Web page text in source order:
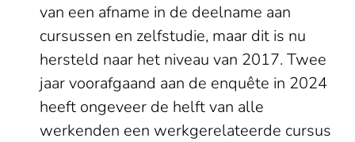
van een afname in de deelname aan
cursussen en zelfstudie, maar dit is nu
hersteld naar het niveau van 2017. Twee
jaar voorafgaand aan de enquête in 2024
heeft ongeveer de helft van alle
werkenden een werkgerelateerde cursus